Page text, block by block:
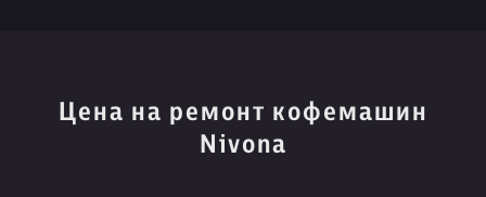
Цена на ремонт кофемашин
Nivona